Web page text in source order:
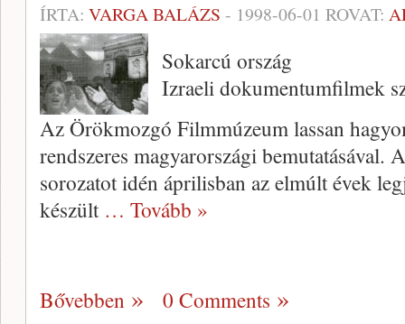
ÍRTA: VARGA BALÁZS - 1998-06-01 ROVAT:
Sokarcú ország
Izraeli dokumentumfilmek
Az Örökmozgó Filmmúzeum lassan
rendsze­res magyarországi bemutatásával.
sorozatot idén áprilisban az elmúlt évek
készült … Tovább »
Bővebben 0 Comments